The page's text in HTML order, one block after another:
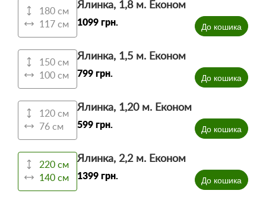
180 см
117 см
Ялинка, 1,8 м. Економ
1099 грн. До кошика
150 см
100 см
Ялинка, 1,5 м. Економ
799 грн. До кошика
120 см
76 см
Ялинка, 1,20 м. Економ
599 грн. До кошика
220 см
140 см
Ялинка, 2,2 м. Економ
1399 грн. До кошика